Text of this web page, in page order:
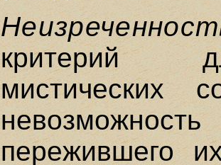
критерий
мистических
пережившего